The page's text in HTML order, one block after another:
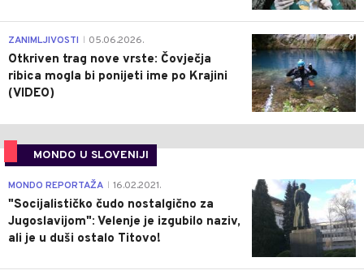
0
ZANIMLJIVOSTI 05.06.2026.
Otkriven trag nove vrste: Čovječja
ribica mogla bi ponijeti ime po Krajini
(VIDEO)
MONDO U SLOVENIJI
4
MONDO REPORTAŽA 16.02.2021.
"Socijalističko čudo nostalgično za
Jugoslavijom": Velenje je izgubilo naziv,
ali je u duši ostalo Titovo!